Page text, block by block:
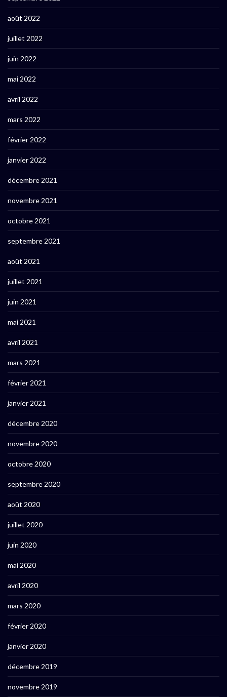
août 2022
juillet 2022
juin 2022
mai 2022
avril 2022
mars 2022
février 2022
janvier 2022
décembre 2021
novembre 2021
octobre 2021
septembre 2021
août 2021
juillet 2021
juin 2021
mai 2021
avril 2021
mars 2021
février 2021
janvier 2021
décembre 2020
novembre 2020
octobre 2020
septembre 2020
août 2020
juillet 2020
juin 2020
mai 2020
avril 2020
mars 2020
février 2020
janvier 2020
décembre 2019
novembre 2019